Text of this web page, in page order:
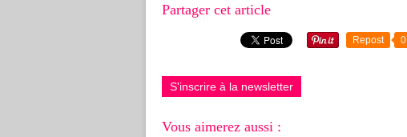
Partager cet article
Repost 0
S'inscrire à la newsletter
Vous aimerez aussi :